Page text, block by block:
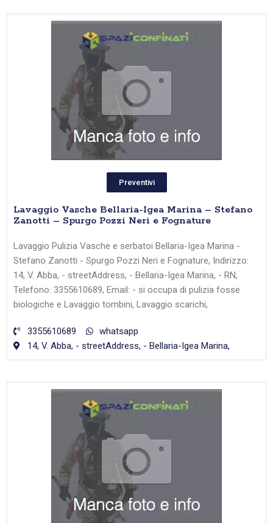
Preventivi
Lavaggio Vasche Bellaria-Igea Marina – Stefano
Zanotti – Spurgo Pozzi Neri e Fognature
Lavaggio Pulizia Vasche e serbatoi Bellaria-Igea Marina -
Stefano Zanotti - Spurgo Pozzi Neri e Fognature, Indirizzo:
14, V. Abba, - streetAddress, - Bellaria-Igea Marina, - RN,
Telefono: 3355610689, Email: - si occupa di pulizia fosse
biologiche e Lavaggio tombini, Lavaggio scarichi,
3355610689
whatsapp
14, V. Abba, - streetAddress, - Bellaria-Igea Marina,